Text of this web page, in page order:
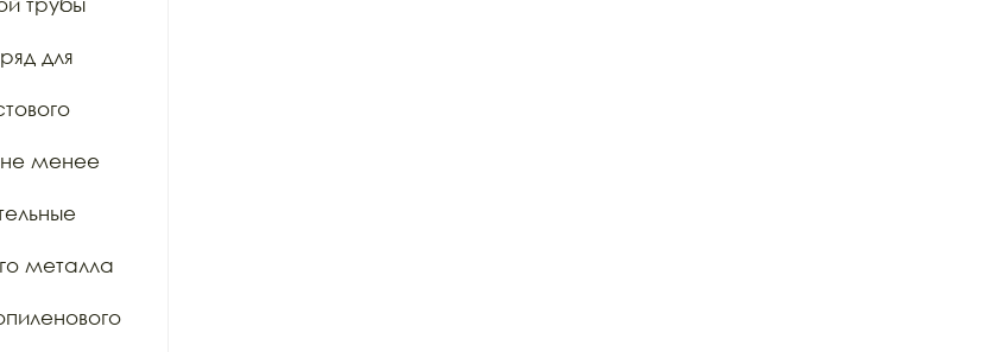
для
не менее
металла